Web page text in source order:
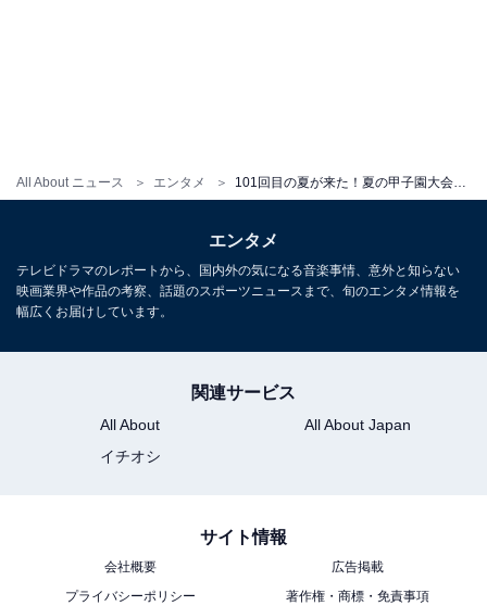
All About ニュース エンタメ
アチャレンジマッチでは打率.636と大爆発してMVPを獲
高校入学後もその実力を遺憾なく発揮し、昨秋からセカ
ンドのレギュラーに定着。昨夏の県大会は代打で6打数6
2019年甲子園大会注目選手その5：清宮福太郎
エンタメ
テレビドラマのレポートから、国内外の気になる音楽事情、意外と知らない
映画業界や作品の考察、話題のスポーツニュースまで、旬のエンタメ情報を
幅広くお届けしています。
関連サービス
All About
All About Japan
イチオシ
サイト情報
会社概要
広告掲載
プライバシーポリシー
著作権・商標・免責事項